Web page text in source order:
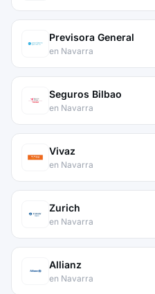
Previsora General
en Navarra
Seguros Bilbao
en Navarra
Vivaz
en Navarra
Zurich
en Navarra
Allianz
en Navarra